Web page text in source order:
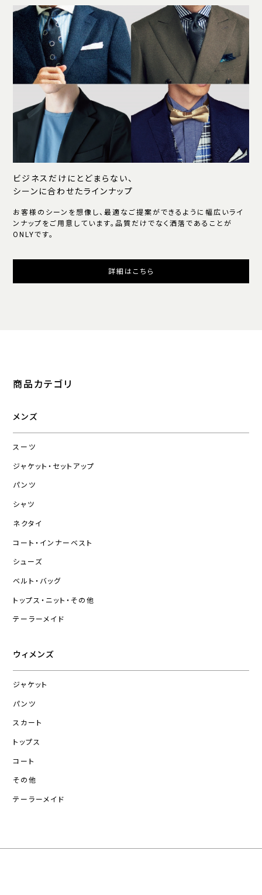
ビジネスだけにとどまらない、
シーンに合わせたラインナップ
お客様のシーンを想像し、最適なご提案ができるように幅広いライ
ンナップをご用意しています。品質だけでなく洒落であることが
ONLYです。
詳細はこちら
商品カテゴリ
メンズ
スーツ
ジャケット・セットアップ
パンツ
シャツ
ネクタイ
コート・インナーベスト
シューズ
ベルト・バッグ
トップス・ニット・その他
テーラーメイド
ウィメンズ
ジャケット
パンツ
スカート
トップス
コート
その他
テーラーメイド